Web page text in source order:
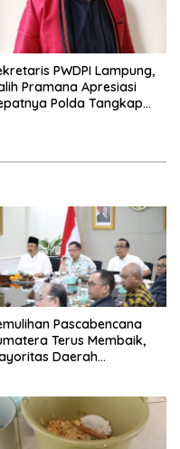
PWDPI Lampung,
Pramana Apresiasi
Polda Tangkap
Pascabencana
Terus Membaik,
Daerah